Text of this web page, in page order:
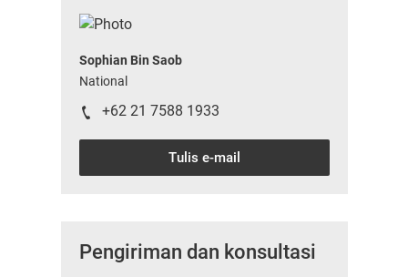
Sophian Bin Saob
National
+62 21 7588 1933
Tulis e-mail
Pengiriman dan konsultasi